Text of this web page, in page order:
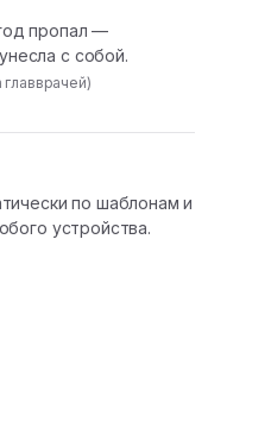
пропал —
с собой.
по шаблонам и
устройства.